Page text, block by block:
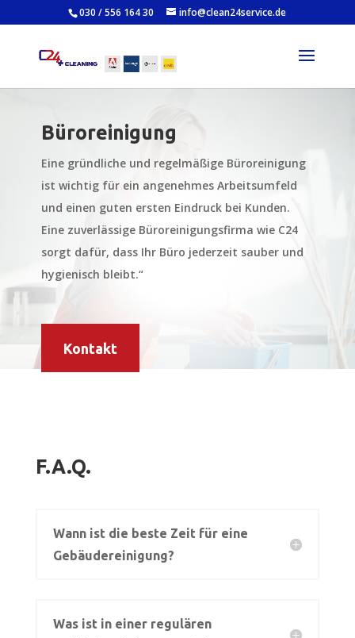
030 / 556 164 30 info@clean24service.de
Büroreinigung
Eine gründliche und regelmäßige Büroreinigung
ist wichtig für ein angenehmes Arbeitsumfeld
und einen guten ersten Eindruck bei Kunden.
Eine zuverlässige Büroreinigungsfirma wie C24
sorgt dafür, dass Ihr Büro jederzeit sauber und
hygienisch bleibt.“
Kontakt
F.A.Q.
Wann ist die beste Zeit für eine
Gebäudereinigung?
Was ist in einer regulären